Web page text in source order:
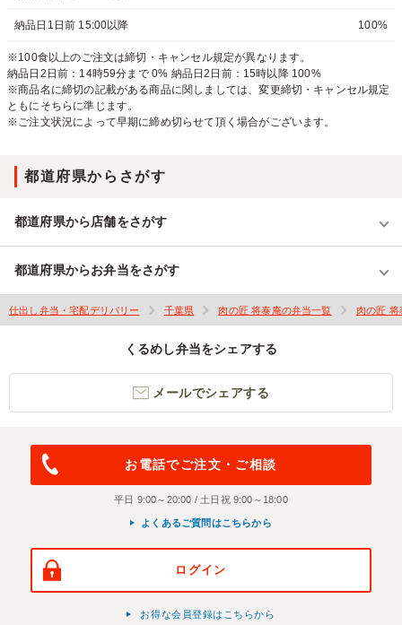
納品日1日前 15:00以降 100%
※100食以上のご注文は締切・キャンセル規定が異なります。
納品日2日前：14時59分まで 0% 納品日2日前：15時以降 100%
※商品名に締切の記載がある商品に関しましては、変更締切・キャンセル規定
ともにそちらに準じます。
※ご注文状況によって早期に締め切らせて頂く場合がございます。
都道府県からさがす
都道府県から店舗をさがす
都道府県からお弁当をさがす
仕出し弁当・宅配デリバリー 千葉県 肉の匠 将泰庵の弁当一覧 肉の匠 将
くるめし弁当をシェアする
メールでシェアする
お電話でご注文・ご相談
平日 9:00～20:00 / 土日祝 9:00～18:00
よくあるご質問はこちらから
ログイン
お得な会員登録はこちらから